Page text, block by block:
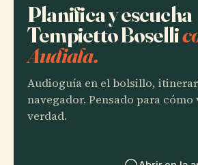
Planifica y escucha
Tempietto Boselli
Audiala.
Audioguía en el bolsillo,
navegador. Pensado para cómo
verdad.